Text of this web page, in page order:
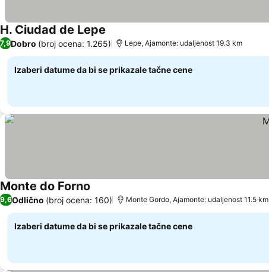
H. Ciudad de Lepe Pogledaj cene
7,9Dobro (broj ocena: 1.265) Lepe, Ajamonte: udaljenost 19.3 km
Izaberi datume da bi se prikazale tačne cene
Monte do Forno Pogledaj cene
9,6Odlično (broj ocena: 160) Monte Gordo, Ajamonte: udaljenost 11.5 km
Izaberi datume da bi se prikazale tačne cene